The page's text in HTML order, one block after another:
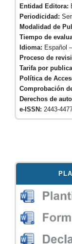
Entidad Editora:
Periodicidad:
Modalidad de
Tiempo de
Idioma: Español
Proceso de
Tarifa por
Política de
Comprobación
Derechos de
e-ISSN: 2443-